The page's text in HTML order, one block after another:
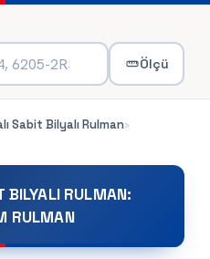
Ölçü
Sabit Bilyalı Rulman›
BILYALI RULMAN:
RULMAN